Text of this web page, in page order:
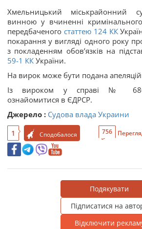
Хмельницький міськрайонний
винною у вчиненні
передбаченого статтею 124 КК
покарання у вигляді одного року
з покладенням обов’язків на
59-1 КК України.
На вирок може бути подана
Із вироком у справі №
ознайомитися в ЄДРСР.
Джерело : Судова влада Украини
1 Сподобалося 756
Подякувати
Підписатися на
Відключити